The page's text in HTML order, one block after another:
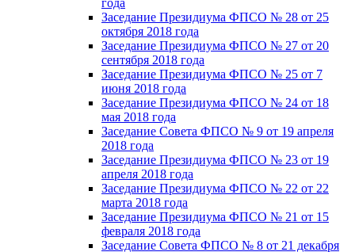
Заседание Президиума ФПСО № 28 от 25
октября 2018 года
Заседание Президиума ФПСО № 27 от 20
сентября 2018 года
Заседание Президиума ФПСО № 25 от 7
июня 2018 года
Заседание Президиума ФПСО № 24 от 18
мая 2018 года
Заседание Совета ФПСО № 9 от 19 апреля
2018 года
Заседание Президиума ФПСО № 23 от 19
апреля 2018 года
Заседание Президиума ФПСО № 22 от 22
марта 2018 года
Заседание Президиума ФПСО № 21 от 15
февраля 2018 года
Заседание Совета ФПСО № 8 от 21 декабря